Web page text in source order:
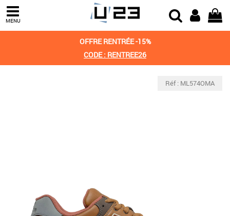
MENU
OFFRE RENTRÉE -15%
CODE : RENTREE26
Réf : ML574OMA